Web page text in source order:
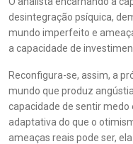
desintegração psíquica,
mundo imperfeito e
a capacidade de
Reconfigura-se, assim, a
mundo que produz
capacidade de sentir medo
adaptativa do que o
ameaças reais pode ser,